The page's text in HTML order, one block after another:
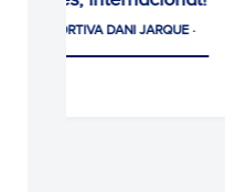
JARQUE ·
CIUDAD